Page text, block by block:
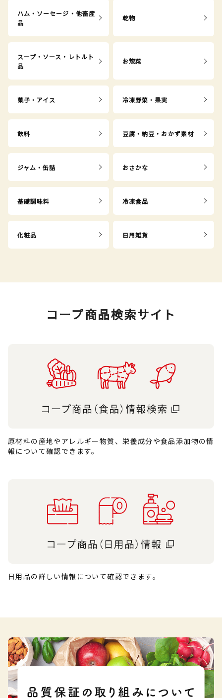
ハム・ソーセージ・他畜産
品
乾物
スープ・ソース・レトルト
品
お惣菜
菓子・アイス 冷凍野菜・果実
飲料 豆腐・納豆・おかず素材
ジャム・缶詰 おさかな
基礎調味料 冷凍食品
化粧品 日用雑貨
コープ商品検索サイト
原材料の産地やアレルギー物質、栄養成分や食品添加物の情
報について確認できます。
日用品の詳しい情報について確認できます。